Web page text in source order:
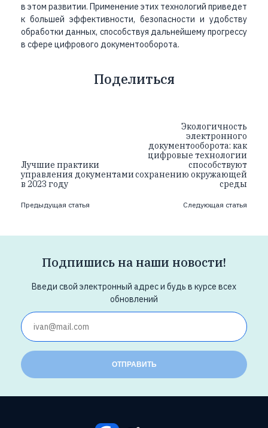
в этом развитии. Применение этих технологий приведет
к большей эффективности, безопасности и удобству
обработки данных, способствуя дальнейшему прогрессу
в сфере цифрового документооборота.
Поделиться
Лучшие практики
управления документами
в 2023 году
Предыдущая статья
Экологичность
электронного
документооборота: как
цифровые технологии
способствуют
сохранению окружающей
среды
Следующая статья
Подпишись на наши новости!
Введи свой электронный адрес и будь в курсе всех
обновлений
ОТПРАВИТЬ